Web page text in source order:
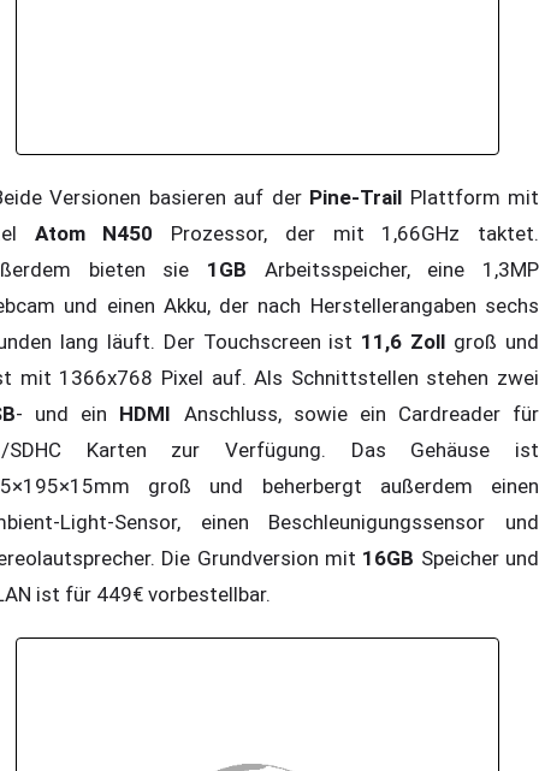
Versionen basieren auf der Pine-Trail Plattform mit
Atom N450 Prozessor, der mit 1,66GHz taktet.
bieten sie 1GB Arbeitsspeicher, eine 1,3MP
und einen Akku, der nach Herstellerangaben sechs
lang läuft. Der Touchscreen ist 11,6 Zoll groß und
mit 1366x768 Pixel auf. Als Schnittstellen stehen zwei
- und ein HDMI Anschluss, sowie ein Cardreader für
SDHC Karten zur Verfügung. Das Gehäuse ist
groß und beherbergt außerdem einen
Light-Sensor, einen Beschleunigungssensor und
Die Grundversion mit 16GB Speicher und
ist für 449€ vorbestellbar.